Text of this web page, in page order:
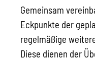
Gemeinsam
Eckpunkte der
regelmäßige
Diese dienen der